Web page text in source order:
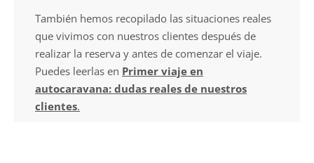
También hemos recopilado las situaciones reales
que vivimos con nuestros clientes después de
realizar la reserva y antes de comenzar el viaje.
Puedes leerlas en Primer viaje en
autocaravana: dudas reales de nuestros
clientes.